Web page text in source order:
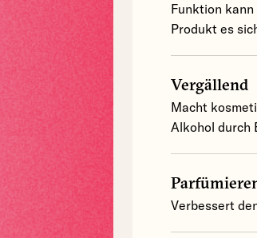
Funktion
Produkt es
Vergällend
Macht
Alkohol durch
Verbessert